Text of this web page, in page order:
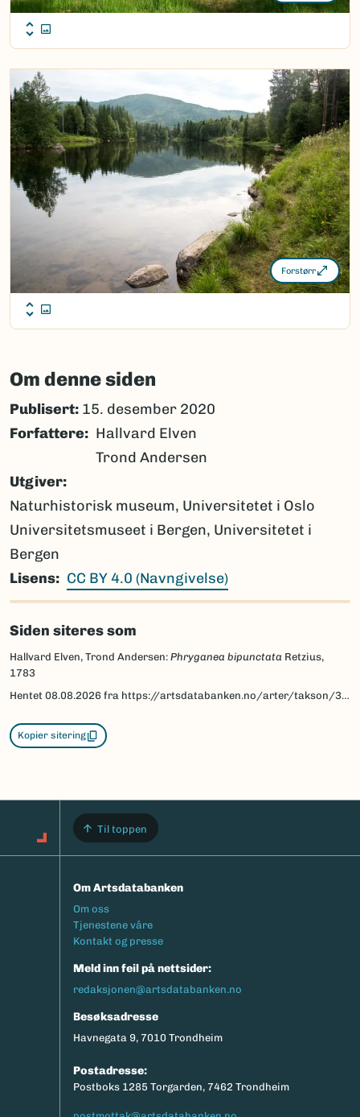
Forstørr
Om denne siden
Publisert: 15. desember 2020
Forfattere
Hallvard Elven
Trond Andersen
Utgiver
Naturhistorisk museum, Universitetet i Oslo
Universitetsmuseet i Bergen, Universitetet i
Bergen
Lisens
CC BY 4.0 (Navngivelse)
Siden siteres som
Hallvard Elven, Trond Andersen: Phryganea bipunctata Retzius,
1783
Hentet 08.08.2026 fra https://artsdatabanken.no/arter/takson/32945/beskrivelse
Kopier sitering
Til toppen
Om Artsdatabanken
Footermeny
Om oss
Tjenestene våre
Kontakt og presse
Meld inn feil på nettsider:
redaksjonen@artsdatabanken.no
Besøksadresse
Havnegata 9, 7010 Trondheim
Postadresse:
Postboks 1285 Torgarden, 7462 Trondheim